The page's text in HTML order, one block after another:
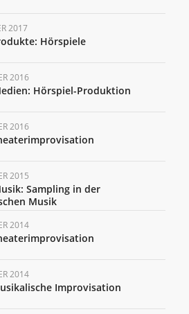
2017
Hörspiele
2016
Hörspiel-Produktion
2016
2015
Sampling in der
Musik
2014
2014
Improvisation